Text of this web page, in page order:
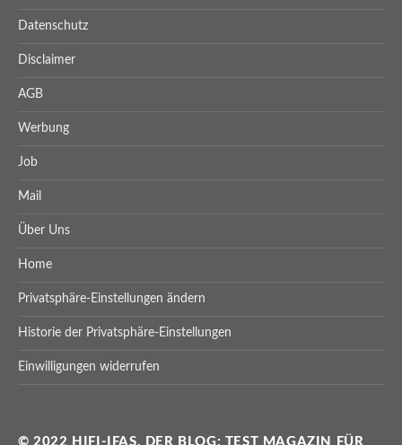
Datenschutz
Disclaimer
AGB
Werbung
Job
Mail
Über Uns
Home
Privatsphäre-Einstellungen ändern
Historie der Privatsphäre-Einstellungen
Einwilligungen widerrufen
© 2022 HIFI-IFAS, DER BLOG: TEST MAGAZIN FÜR